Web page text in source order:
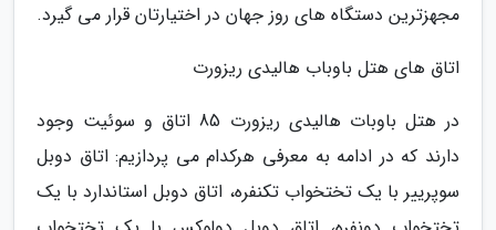
مجهزترین دستگاه های روز جهان در اختیارتان قرار می گیرد.
اتاق های هتل باوباب هالیدی ریزورت
در هتل باوبات هالیدی ریزورت 85 اتاق و سوئیت وجود
دارند که در ادامه به معرفی هرکدام می پردازیم: اتاق دوبل
سوپرییر با یک تختخواب تکنفره، اتاق دوبل استاندارد با یک